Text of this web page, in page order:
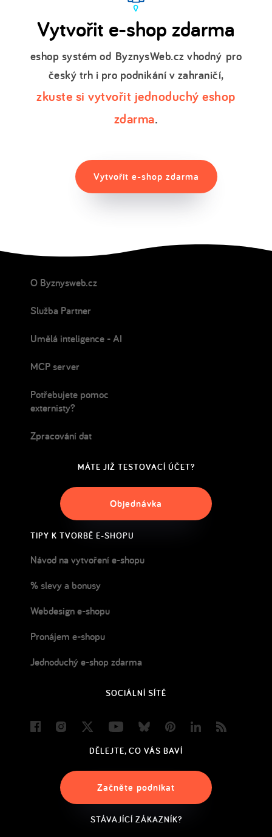
Vytvořit e-shop zdarma
eshop systém od ByznysWeb.cz vhodný pro
český trh i pro podnikání v zahraničí,
zkuste si vytvořit jednoduchý eshop
zdarma.
Vytvořit e-shop zdarma
O Byznysweb.cz
Služba Partner
Umělá inteligence - AI
MCP server
Potřebujete pomoc
externisty?
Zpracování dat
MÁTE JIŽ TESTOVACÍ ÚČET?
Objednávka
TIPY K TVORBĚ E-SHOPU
Návod na vytvoření e-shopu
% slevy a bonusy
Webdesign e-shopu
Pronájem e-shopu
Jednoduchý e-shop zdarma
SOCIÁLNÍ SÍTĚ
FacebookInstagram
Twitter YoutubeBlueskyPinterestLinkedIn
DĚLEJTE, CO VÁS BAVÍ
Začněte podnikat
STÁVAJÍCÍ ZÁKAZNÍK?